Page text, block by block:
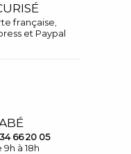
française,
et Paypal
66 20 05
à 18h